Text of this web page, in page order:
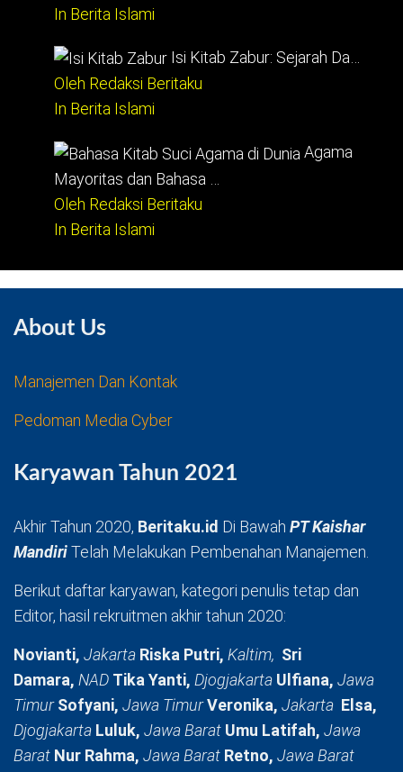
In Berita Islami
Isi Kitab Zabur: Sejarah Da…
Oleh Redaksi Beritaku
In Berita Islami
Agama
Mayoritas dan Bahasa …
Oleh Redaksi Beritaku
In Berita Islami
About Us
Manajemen Dan Kontak
Pedoman Media Cyber
Karyawan Tahun 2021
Akhir Tahun 2020, Beritaku.id Di Bawah PT Kaishar
MandiriTelah Melakukan Pembenahan Manajemen.
Berikut daftar karyawan, kategori penulis tetap dan
Editor, hasil rekruitmen akhir tahun 2020:
Novianti, Jakarta Riska Putri, Kaltim, Sri
Damara, NAD Tika Yanti, Djogjakarta Ulfiana, Jawa
TimurSofyani, Jawa TimurVeronika, Jakarta Elsa,
Djogjakarta Luluk, Jawa Barat Umu Latifah, Jawa
Barat Nur Rahma, Jawa Barat Retno, Jawa Barat